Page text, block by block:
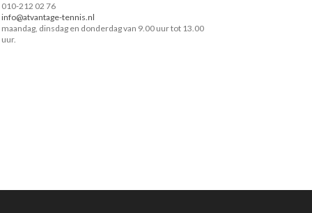
010-212 02 76
info@atvantage-tennis.nl
maandag, dinsdag en donderdag van 9.00 uur tot 13.00
uur.